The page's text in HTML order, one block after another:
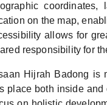
coordinates,
on the map,
allows for
responsibility for
Hijrah Badong
place both inside